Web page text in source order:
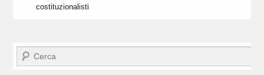
costituzionalisti
Cerca